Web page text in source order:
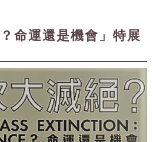
命運還是機會」特展